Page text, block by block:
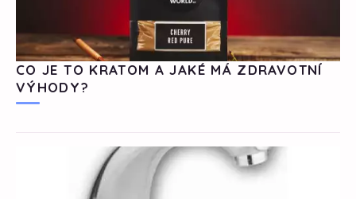
CO JE TO KRATOM A JAKÉ MÁ ZDRAVOTNÍ
VÝHODY?